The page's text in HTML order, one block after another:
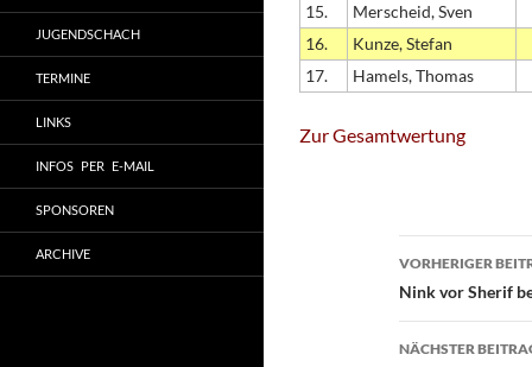
15.
Merscheid, Sven
16.
Kunze, Stefan
17.
Hamels, Thomas
Zur Gesamtwertung
VORHERIGER
Nink vor Sherif
NÄCHSTER
JUGENDSCHACH
TERMINE
LINKS
INFOS PER E-MAIL
SPONSOREN
ARCHIVE